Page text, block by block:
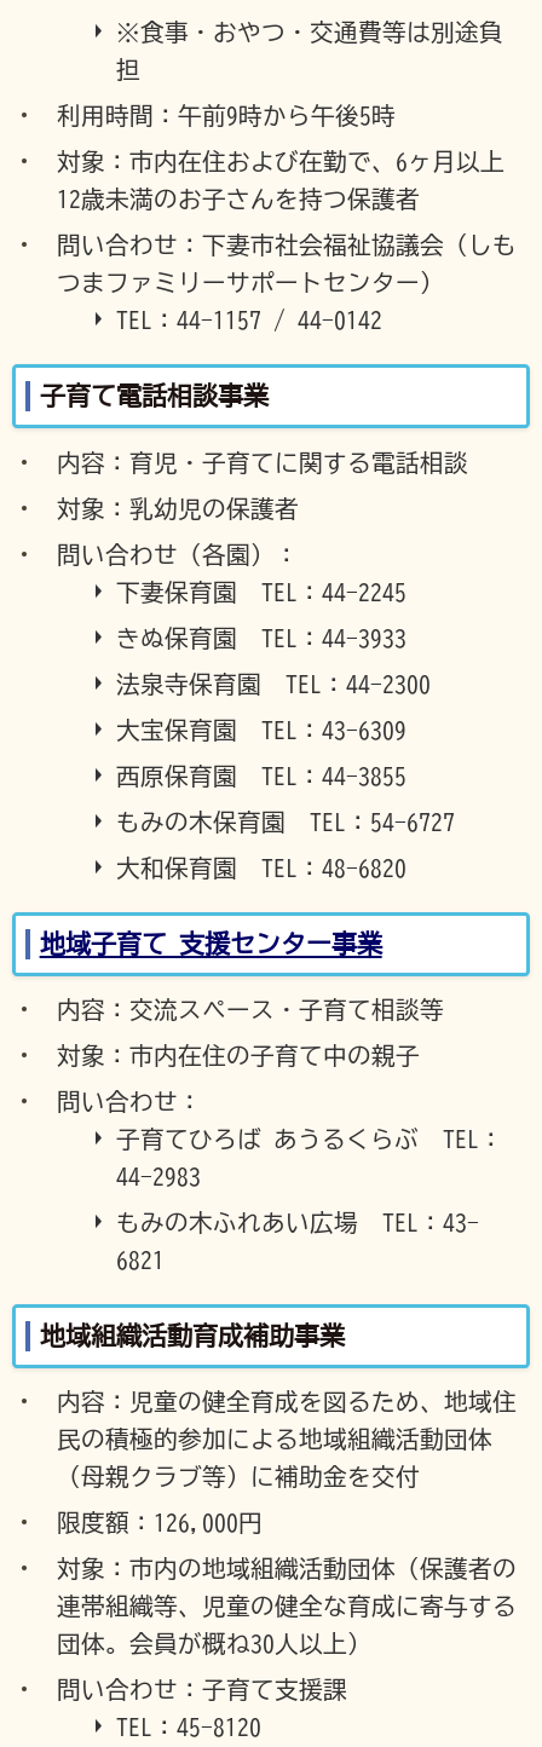
※食事・おやつ・交通費等は別途負
担
利用時間：午前9時から午後5時
対象：市内在住および在勤で、6ヶ月以上
12歳未満のお子さんを持つ保護者
問い合わせ：下妻市社会福祉協議会（しも
つまファミリーサポートセンター）
TEL：44-1157 / 44-0142
子育て電話相談事業
内容：育児・子育てに関する電話相談
対象：乳幼児の保護者
問い合わせ（各園）：
下妻保育園 TEL：44-2245
きぬ保育園 TEL：44-3933
法泉寺保育園 TEL：44-2300
大宝保育園 TEL：43-6309
西原保育園 TEL：44-3855
もみの木保育園 TEL：54-6727
大和保育園 TEL：48-6820
地域子育て 支援センター事業
内容：交流スペース・子育て相談等
対象：市内在住の子育て中の親子
問い合わせ：
子育てひろば あうるくらぶ TEL：
44-2983
もみの木ふれあい広場 TEL：43-
6821
地域組織活動育成補助事業
内容：児童の健全育成を図るため、地域住
民の積極的参加による地域組織活動団体
（母親クラブ等）に補助金を交付
限度額：126,000円
対象：市内の地域組織活動団体（保護者の
連帯組織等、児童の健全な育成に寄与する
団体。会員が概ね30人以上）
問い合わせ：子育て支援課
TEL：45-8120